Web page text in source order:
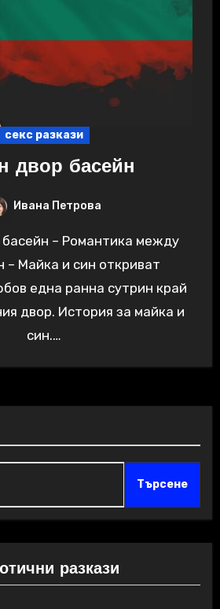
секс разкази
двор басейн
Ивана Петрова
– Майка и син откриват
една ранна сутрин край
двор. История за майка и
син.…
Търсене
разкази